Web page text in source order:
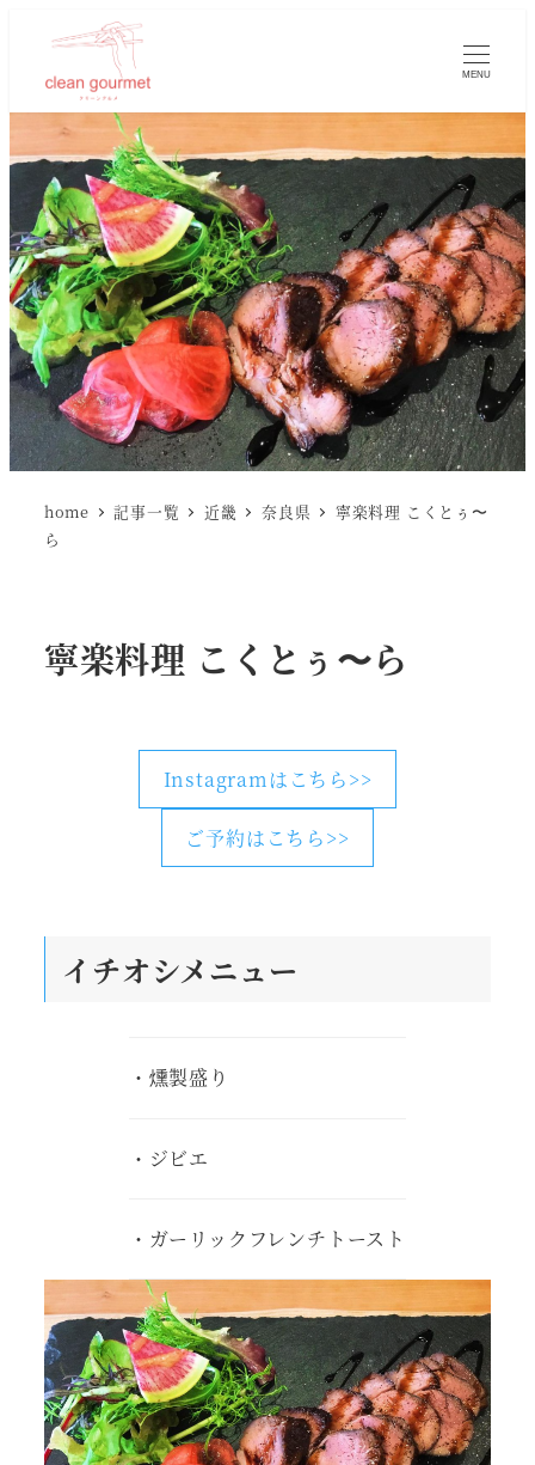
MENU
home 記事一覧 近畿 奈良県
寧楽料理 こくとぅ〜
ら
寧楽料理 こくとぅ〜ら
Instagramはこちら>>
ご予約はこちら>>
イチオシメニュー
・燻製盛り
・ジビエ
・ガーリックフレンチトースト